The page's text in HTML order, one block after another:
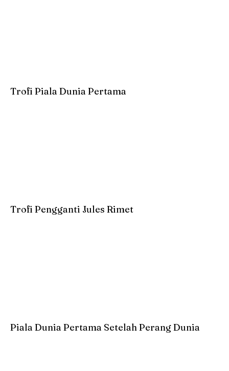
Trofi Piala Dunia Pertama
Trofi Pengganti Jules Rimet
Piala Dunia Pertama Setelah Perang Dunia